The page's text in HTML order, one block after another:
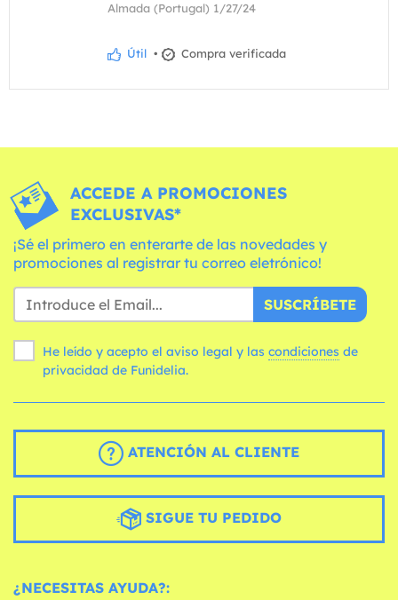
Almada (Portugal) 1/27/24
Útil • Compra verificada
ACCEDE A PROMOCIONES
EXCLUSIVAS*
¡Sé el primero en enterarte de las novedades y
promociones al registrar tu correo eletrónico!
SUSCRÍBETE
He leído y acepto el aviso legal y las condiciones
privacidad de Funidelia.
ATENCIÓN AL CLIENTE
SIGUE TU PEDIDO
¿NECESITAS AYUDA?: